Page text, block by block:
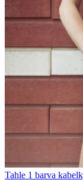
Tahle 1 barva